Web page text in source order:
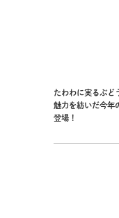
たわわに実るぶど
魅力を紡いだ今年
登場！